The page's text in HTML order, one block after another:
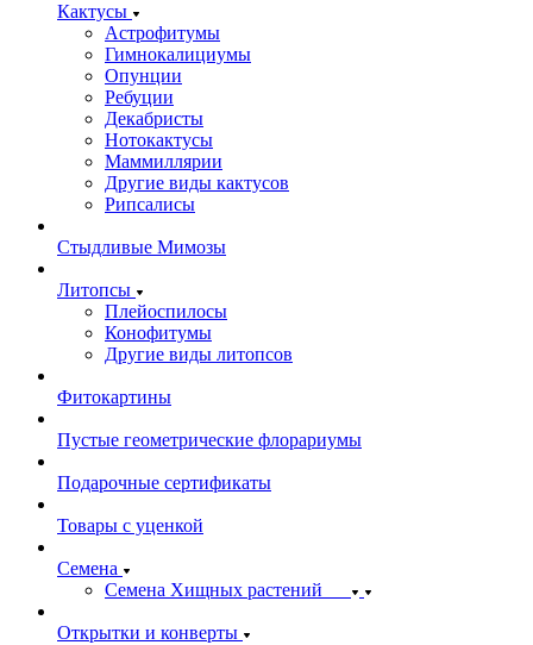
Кактусы
Астрофитумы
Гимнокалициумы
Опунции
Ребуции
Декабристы
Нотокактусы
Маммиллярии
Другие виды кактусов
Рипсалисы
Стыдливые Мимозы
Литопсы
Плейоспилосы
Конофитумы
Другие виды литопсов
Фитокартины
Пустые геометрические флорариумы
Подарочные сертификаты
Товары с уценкой
Семена
Семена Хищных растений
Открытки и конверты